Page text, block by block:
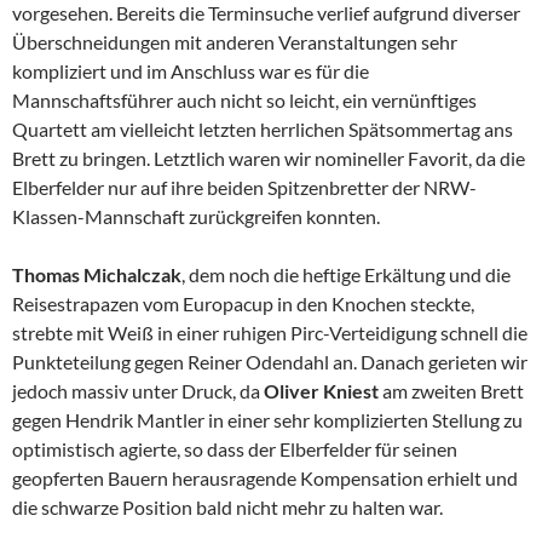
vorgesehen. Bereits die Terminsuche verlief aufgrund diverser
Überschneidungen mit anderen Veranstaltungen sehr
kompliziert und im Anschluss war es für die
Mannschaftsführer auch nicht so leicht, ein vernünftiges
Quartett am vielleicht letzten herrlichen Spätsommertag ans
Brett zu bringen. Letztlich waren wir nomineller Favorit, da die
Elberfelder nur auf ihre beiden Spitzenbretter der NRW-
Klassen-Mannschaft zurückgreifen konnten.
Thomas Michalczak, dem noch die heftige Erkältung und die
Reisestrapazen vom Europacup in den Knochen steckte,
strebte mit Weiß in einer ruhigen Pirc-Verteidigung schnell die
Punkteteilung gegen Reiner Odendahl an. Danach gerieten wir
jedoch massiv unter Druck, daOliver Kniestam zweiten Brett
gegen Hendrik Mantler in einer sehr komplizierten Stellung zu
optimistisch agierte, so dass der Elberfelder für seinen
geopferten Bauern herausragende Kompensation erhielt und
die schwarze Position bald nicht mehr zu halten war.